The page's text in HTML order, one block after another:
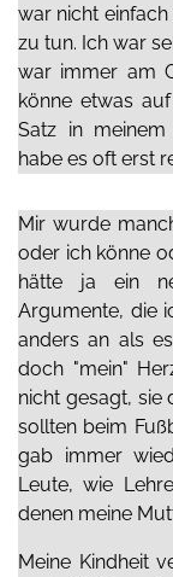
war nicht
zu tun. Ich war
war immer am
könne etwas
Satz in meinem
habe es oft erst
Mir wurde
oder ich könne
hätte ja ein
Argumente, die
anders an als
doch "mein"
nicht gesagt, sie
sollten beim
gab immer
Leute, wie
denen meine
Meine Kindheit